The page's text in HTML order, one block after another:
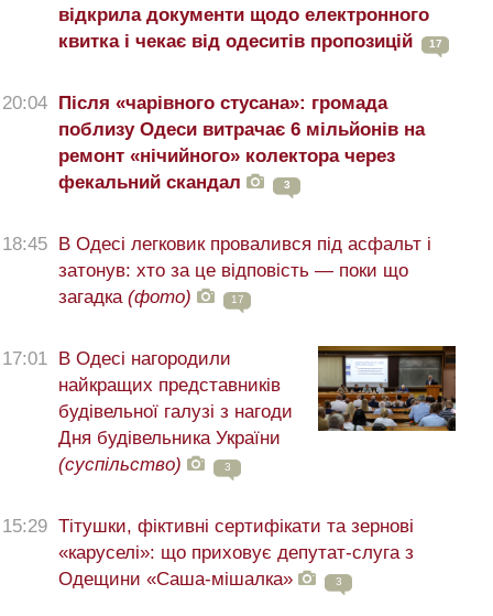
відкрила документи щодо електронного
квитка і чекає від одеситів пропозицій
17
20:04 Після «чарівного стусана»: громада
поблизу Одеси витрачає 6 мільйонів на
ремонт «нічийного» колектора через
фекальний скандал
3
18:45 В Одесі легковик провалився під асфальт і
затонув: хто за це відповість — поки що
загадка (фото) 17
17:01
В Одесі нагородили
найкращих представників
будівельної галузі з нагоди
Дня будівельника України
(суспільство)
3
15:29 Тітушки, фіктивні сертифікати та зернові
«каруселі»: що приховує депутат-слуга з
Одещини «Саша-мішалка»
3